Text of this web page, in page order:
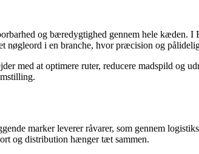
og bæredygtighed gennem hele kæden.
i en branche, hvor præcision og
med at optimere ruter, reducere madspild og
marker leverer råvarer, som gennem
og distribution hænger tæt sammen.